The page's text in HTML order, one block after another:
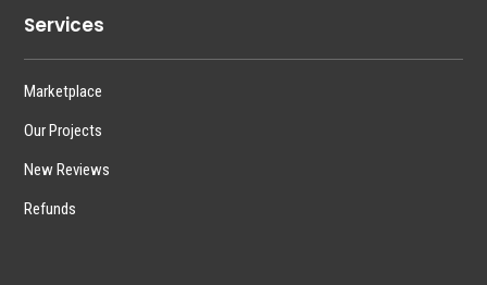
Services
Marketplace
Our Projects
New Reviews
Refunds